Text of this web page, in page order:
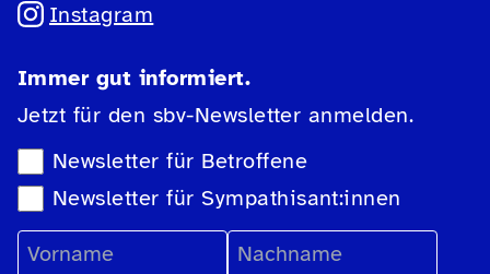
Instagram
Immer gut informiert.
Jetzt für den sbv-Newsletter anmelden.
Newsletter-Auswahl
Newsletter für Betroffene
Newsletter für Sympathisant:innen
Vorname
Nachname